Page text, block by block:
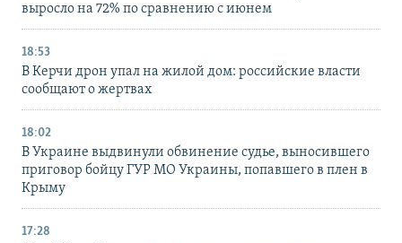
выросло на 72% по сравнению с июнем
18:53
В Керчи дрон упал на жилой дом: российские власти
сообщают о жертвах
18:02
В Украине выдвинули обвинение судье, выносившего
приговор бойцу ГУР МО Украины, попавшего в плен в
Крыму
17:28